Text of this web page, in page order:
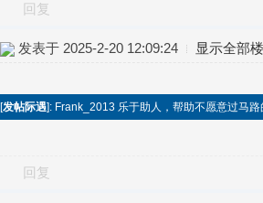
回复
发表于 2025-2-20 12:09:24 显示全部
[发帖际遇]: Frank_2013 乐于助人，帮助不愿意过马
回复